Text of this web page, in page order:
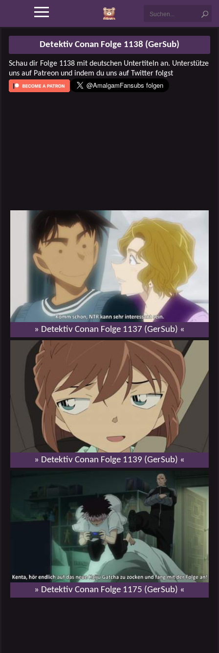
Detektiv Conan Folge 1138 (GerSub)
Schau dir Folge 1138 mit deutschen Untertiteln an. Unterstütze
uns auf Patreon und indem du uns auf Twitter folgst
» Detektiv Conan Folge 1137 (GerSub) «
» Detektiv Conan Folge 1139 (GerSub) «
» Detektiv Conan Folge 1175 (GerSub) «